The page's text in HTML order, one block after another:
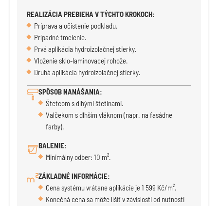
REALIZÁCIA PREBIEHA V TÝCHTO KROKOCH:
Príprava a očistenie podkladu.
Prípadné tmelenie.
Prvá aplikácia hydroizolačnej stierky.
Vloženie sklo-laminovacej rohože.
Druhá aplikácia hydroizolačnej stierky.
SPÔSOB NANÁŠANIA:
Štetcom s dlhými štetinami.
Valčekom s dlhším vláknom (napr. na fasádne
farby).
BALENIE:
Minimálny odber: 10 m².
ZÁKLADNÉ INFORMÁCIE:
Cena systému vrátane aplikácie je 1 599 Kč/m².
Konečná cena sa môže líšiť v závislosti od nutnosti